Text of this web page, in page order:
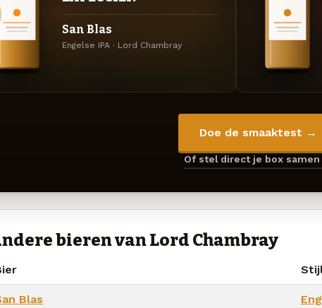
San Blas
Engelse IPA · Lord Chambray
Doe de smaaktest →
Of stel direct je box
bieren van Lord Chambray
Blas